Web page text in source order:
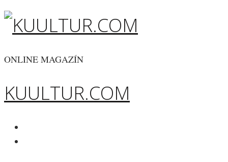
ONLINE MAGAZÍN
KUULTUR.COM